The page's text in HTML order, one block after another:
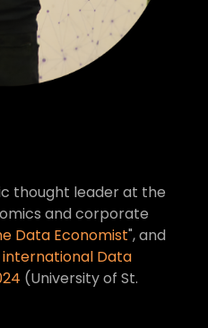
thought leader at the
and corporate
Data Economist", and
international Data
(University of St.